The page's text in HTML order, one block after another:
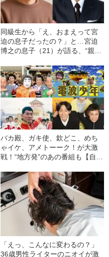
同級生から「え、おまえって宮
迫の息子だったの？」と…宮迫
博之の息子（21）が語る、“親
間
バカ殿、ガキ使、欽どこ、めち
ゃイケ、アメトーーク！が大激
戦！“地方発”のあの番組も【自分
位】
「えっ、こんなに変わるの？」
36歳男性ライターのニオイが激